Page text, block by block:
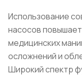
Использование
насосов
медицинских
осложнений и
Широкий спектр